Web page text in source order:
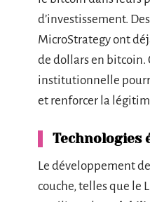
d’investissement.
MicroStrategy ont
de dollars en bitcoin.
institutionnelle
et renforcer la
Technologies
Le développement
couche, telles que le